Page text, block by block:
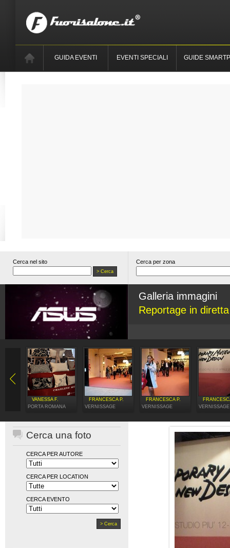
GUIDA EVENTI EVENTI SPECIALI GUIDE
Cerca nel sito Cerca per zona
Galleria immagini
Reportage in
VANESSA F.
PORTA ROMANA
FRANCESCA P.
VERNISSAGE
FRANCESCA P.
VERNISSAGE
VERNISSAGE
Cerca una foto
CERCA PER AUTORE
CERCA PER LOCATION
CERCA EVENTO